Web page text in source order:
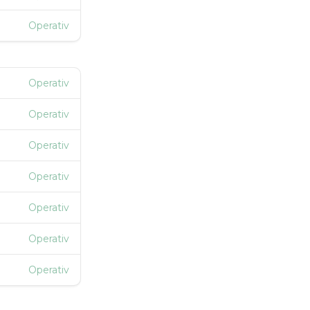
Operativ
Operativ
Operativ
Operativ
Operativ
Operativ
Operativ
Operativ